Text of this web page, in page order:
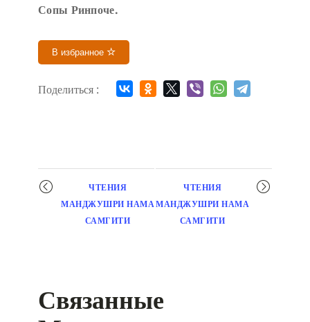
Сопы Ринпоче.
В избранное
Поделиться :
Мероприятие
навигация
ЧТЕНИЯ
МАНДЖУШРИ НАМА
САМГИТИ
ЧТЕНИЯ
МАНДЖУШРИ НАМА
САМГИТИ
Связанные